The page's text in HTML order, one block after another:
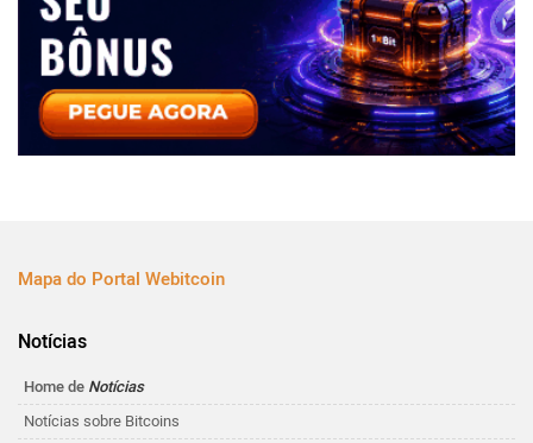
Mapa do Portal Webitcoin
Notícias
Home de Notícias
Notícias sobre Bitcoins